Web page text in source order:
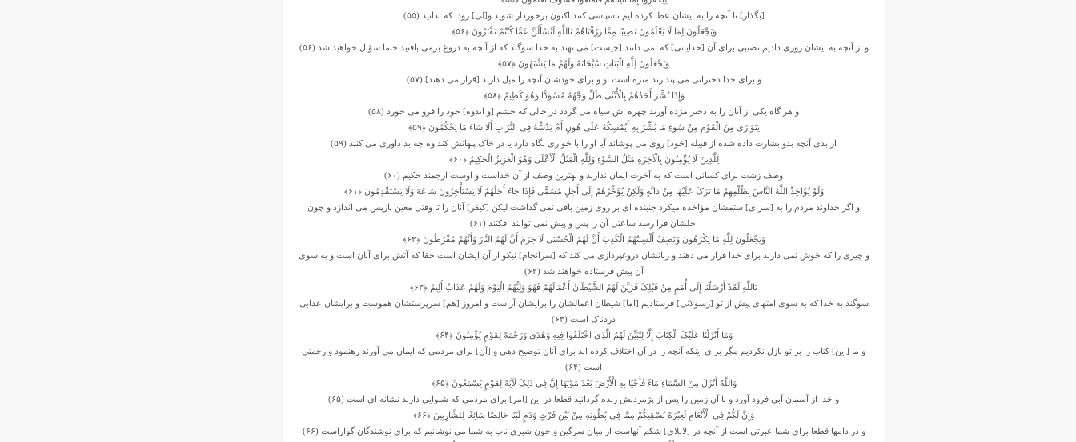
[بگذار] تا آنچه را به ایشان عطا کرده‏ ایم ناسپاسى کنند اکنون برخوردار شوید و[لى] زودا که بدانید (۵۵)
وَیَجْعَلُونَ لِمَا لَا یَعْلَمُونَ نَصِیبًا مِمَّا رَزَقْنَاهُمْ تَاللَّهِ لَتُسْأَلُنَّ عَمَّا کُنْتُمْ تَفْتَرُونَ ﴿۵۶﴾
و از آنچه به ایشان روزى دادیم نصیبى براى آن [خدایانى] که نمى‏ دانند [چیست] مى ‏نهند به خدا سوگند که از آنچه به دروغ برمى‏ بافتید حتما سؤال خواهید شد (۵۶)
وَیَجْعَلُونَ لِلَّهِ الْبَنَاتِ سُبْحَانَهُ وَلَهُمْ مَا یَشْتَهُونَ ﴿۵۷﴾
و براى خدا دخترانى مى ‏پندارند منزه است او و براى خودشان آنچه را میل دارند [قرار مى‏ دهند] (۵۷)
وَإِذَا بُشِّرَ أَحَدُهُمْ بِالْأُنْثَى ظَلَّ وَجْهُهُ مُسْوَدًّا وَهُوَ کَظِیمٌ ﴿۵۸﴾
و هر گاه یکى از آنان را به دختر مژده آورند چهره‏ اش سیاه مى‏ گردد در حالى که خشم [و اندوه] خود را فرو مى ‏خورد (۵۸)
یَتَوَارَى مِنَ الْقَوْمِ مِنْ سُوءِ مَا بُشِّرَ بِهِ أَیُمْسِکُهُ عَلَى هُونٍ أَمْ یَدُسُّهُ فِی التُّرَابِ أَلَا سَاءَ مَا یَحْکُمُونَ ﴿۵۹﴾
از بدى آنچه بدو بشارت داده شده از قبیله [خود] روى مى ‏پوشاند آیا او را با خوارى نگاه دارد یا در خاک پنهانش کند وه چه بد داورى مى کنند (۵۹)
لِلَّذِینَ لَا یُؤْمِنُونَ بِالْآخِرَهِ مَثَلُ السَّوْءِ وَلِلَّهِ الْمَثَلُ الْأَعْلَى وَهُوَ الْعَزِیزُ الْحَکِیمُ ﴿۶۰﴾
وصف زشت براى کسانى است که به آخرت ایمان ندارند و بهترین وصف از آن خداست و اوست ارجمند حکیم (۶۰)
وَلَوْ یُؤَاخِذُ اللَّهُ النَّاسَ بِظُلْمِهِمْ مَا تَرَکَ عَلَیْهَا مِنْ دَابَّهٍ وَلَکِنْ یُؤَخِّرُهُمْ إِلَى أَجَلٍ مُسَمًّى فَإِذَا جَاءَ أَجَلُهُمْ لَا یَسْتَأْخِرُونَ سَاعَهً وَلَا یَسْتَقْدِمُونَ ﴿۶۱﴾
و اگر خداوند مردم را به [سزاى] ستمشان مؤاخذه میکرد جنبنده‏ اى بر روى زمین باقى نمى‏ گذاشت لیکن [کیفر] آنان را تا وقتى معین بازپس مى‏ اندازد و چون
اجلشان فرا رسد ساعتى آن را پس و پیش نمى‏ توانند افکنند (۶۱)
وَیَجْعَلُونَ لِلَّهِ مَا یَکْرَهُونَ وَتَصِفُ أَلْسِنَتُهُمُ الْکَذِبَ أَنَّ لَهُمُ الْحُسْنَى لَا جَرَمَ أَنَّ لَهُمُ النَّارَ وَأَنَّهُمْ مُفْرَطُونَ ﴿۶۲﴾
و چیزى را که خوش نمى دارند براى خدا قرار مى‏ دهند و زبانشان دروغ‏پردازى مى ‏کند که [سرانجام] نیکو از آن ایشان است‏ حقا که آتش براى آنان است و به سوى
آن پیش فرستاده خواهند شد (۶۲)
تَاللَّهِ لَقَدْ أَرْسَلْنَا إِلَى أُمَمٍ مِنْ قَبْلِکَ فَزَیَّنَ لَهُمُ الشَّیْطَانُ أَعْمَالَهُمْ فَهُوَ وَلِیُّهُمُ الْیَوْمَ وَلَهُمْ عَذَابٌ أَلِیمٌ ﴿۶۳﴾
سوگند به خدا که به سوى امتهاى پیش از تو [رسولانى] فرستادیم [اما] شیطان اعمالشان را برایشان آراست و امروز [هم] سرپرستشان هموست و برایشان عذابى
دردناک است (۶۳)
وَمَا أَنْزَلْنَا عَلَیْکَ الْکِتَابَ إِلَّا لِتُبَیِّنَ لَهُمُ الَّذِی اخْتَلَفُوا فِیهِ وَهُدًى وَرَحْمَهً لِقَوْمٍ یُؤْمِنُونَ ﴿۶۴﴾
و ما [این] کتاب را بر تو نازل نکردیم مگر براى اینکه آنچه را در آن اختلاف کرده‏ اند براى آنان توضیح دهى و [آن] براى مردمى که ایمان مى ‏آورند رهنمود و رحمتى
است (۶۴)
وَاللَّهُ أَنْزَلَ مِنَ السَّمَاءِ مَاءً فَأَحْیَا بِهِ الْأَرْضَ بَعْدَ مَوْتِهَا إِنَّ فِی ذَلِکَ لَآیَهً لِقَوْمٍ یَسْمَعُونَ ﴿۶۵﴾
و خدا از آسمان آبى فرود آورد و با آن زمین را پس از پژمردنش زنده گردانید قطعا در این [امر] براى مردمى که شنوایى دارند نشانه‏ اى است (۶۵)
وَإِنَّ لَکُمْ فِی الْأَنْعَامِ لَعِبْرَهً نُسْقِیکُمْ مِمَّا فِی بُطُونِهِ مِنْ بَیْنِ فَرْثٍ وَدَمٍ لَبَنًا خَالِصًا سَائِغًا لِلشَّارِبِینَ ﴿۶۶﴾
و در دامها قطعا براى شما عبرتى است از آنچه در [لابلاى] شکم آنهاست از میان سرگین و خون شیرى ناب به شما مى ‏نوشانیم که براى نوشندگان گواراست (۶۶)